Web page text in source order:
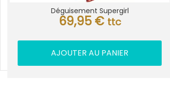
Déguisement Supergirl
69,95 € ttc
AJOUTER AU PANIER